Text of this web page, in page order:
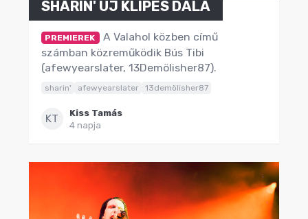
SHARIN' ÚJ KLIPES DALA
PREMIEREK
A Valahol közben című
számban közreműködik Bús Tibi
(afewyearslater, 13Demölisher87).
sharin' afewyearslater 13demölisher87
KT
Kiss Tamás
4 napja